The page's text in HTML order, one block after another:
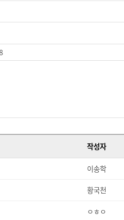
작성자
이송학
황국천
ㅇㅎㅇ